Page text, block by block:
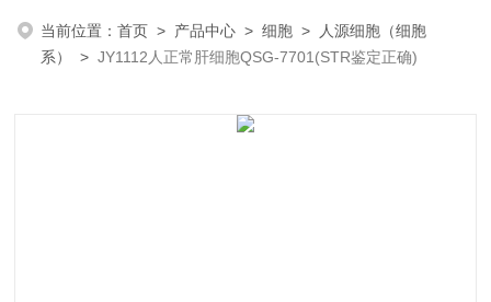
当前位置：首页 > 产品中心 >细胞 >
人源细胞（细胞
系）
>JY1112人正常肝细胞QSG-7701(STR鉴定正确)